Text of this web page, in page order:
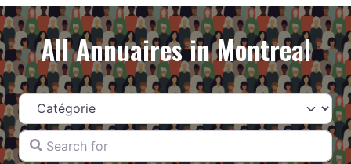
All Annuaires in Montreal
Catégorie
Search for